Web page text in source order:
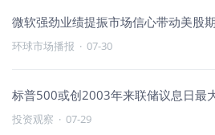
微软强劲业绩提振市场信心带动美股
环球市场播报 · 07-30
标普500或创2003年来联储议息日最
投资观察 · 07-29